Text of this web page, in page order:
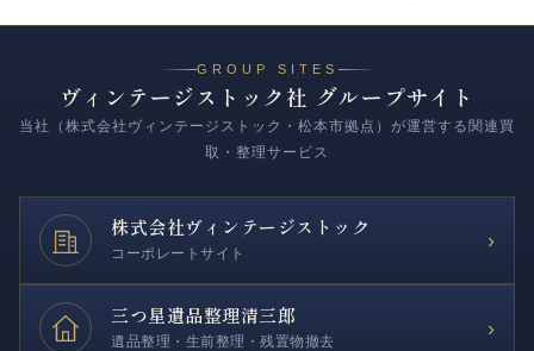
GROUP SITES
ヴィンテージストック社 グループサイト
当社（株式会社ヴィンテージストック・松本市拠点）が運営する関連買
取・整理サービス
株式会社ヴィンテージストック
コーポレートサイト
›
三つ星遺品整理清三郎
遺品整理・生前整理・残置物撤去
›